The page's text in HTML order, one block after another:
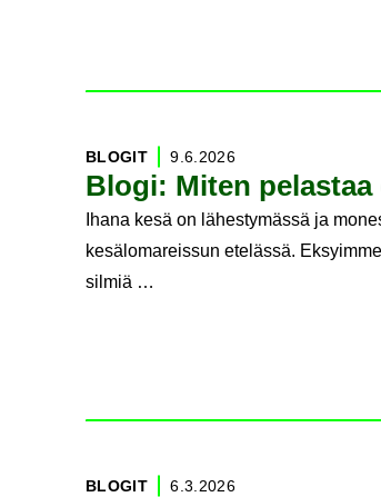
Blogi: Miten
BLO­GIT 9.6.2026
Ihana kesä on lähestymässä ja
kesälomareissun etelässä.
silmiä …
BLO­GIT 6.3.2026